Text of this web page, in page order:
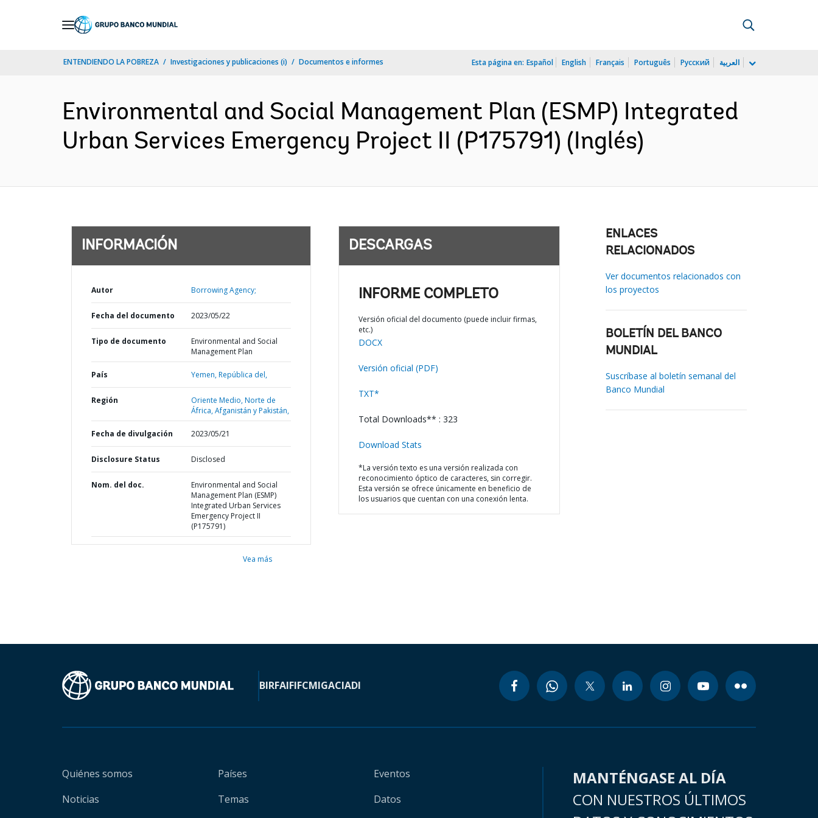
ENTENDIENDO LA POBREZA Investigaciones y publicaciones (i) Documentos e informes Esta página en: Español English Français Português Русский العربية
Environmental and Social Management Plan (ESMP) Integrated
Urban Services Emergency Project II (P175791) (Inglés)
INFORMACIÓN
Autor Borrowing Agency;
Fecha del documento 2023/05/22
Tipo de documento
Environmental and Social
Management Plan
País Yemen,República del,
Región
Oriente Medio, Norte de
África, Afganistán y Pakistán,
Fecha de divulgación 2023/05/21
Disclosure Status Disclosed
Nom. del doc.
Environmental and Social
Management Plan (ESMP)
Integrated Urban Services
Emergency Project II
(P175791)
Vea más
DESCARGAS
INFORME COMPLETO
Versión oficial del documento (puede incluir firmas,
etc.)
DOCX
Versión oficial (PDF)
TXT*
Total Downloads** : 323
Download Stats
*La versión texto es una versión realizada con
reconocimiento óptico de caracteres, sin corregir.
Esta versión se ofrece únicamente en beneficio de
los usuarios que cuentan con una conexión lenta.
ENLACES
RELACIONADOS
Ver documentos relacionados con
los proyectos
BOLETÍN DEL BANCO
MUNDIAL
Suscríbase al boletín semanal del
Banco Mundial
BIRFAIFIFCMIGACIADI
Quiénes somos
Noticias
Países
Temas
Eventos
Datos
MANTÉNGASE AL DÍA
CON NUESTROS ÚLTIMOS